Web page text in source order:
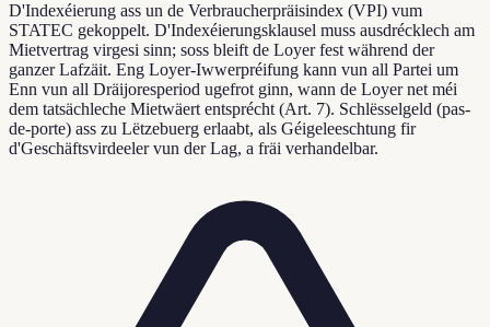
D'Indexéierung ass un de Verbraucherpräisindex (VPI) vum
STATEC gekoppelt. D'Indexéierungsklausel muss ausdrécklech am
Mietvertrag virgesi sinn; soss bleift de Loyer fest während der
ganzer Lafzäit. Eng Loyer-Iwwerpréifung kann vun all Partei um
Enn vun all Dräijoresperiod ugefrot ginn, wann de Loyer net méi
dem tatsächleche Mietwäert entsprécht (Art. 7). Schlësselgeld (pas-
de-porte) ass zu Lëtzebuerg erlaabt, als Géigeleeschtung fir
d'Geschäftsvirdeeler vun der Lag, a fräi verhandelbar.